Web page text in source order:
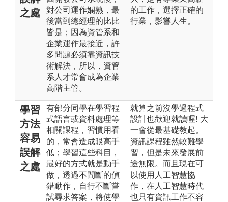
之處
對公司運作嫻熟，最
後當到總經理的比比
皆是；因為資管系和
企業運作最接近，許
多問題必須靠資訊技
術解決，所以，資管
系人才常會成為企業
高階主管。
的工作，選擇正確的
行業，影響人生。
學習
方法
容易
誤解
之處
有部分同學在學習程
式語言或資料處理等
相關課程，習慣用看
的，常會造成眼高手
低；學習這些科目，
最好的方式就是動手
做，透過不間斷的偵
錯動作，自行不斷嘗
試尋求答案，將使學
就算之前沒學過程式
設計也歡迎就讀喔! 大
一會從最基礎教起。
資訊課程雖然較難學
習，但是未來發展前
途無限。而且現在可
以使用人工智慧協
作，在人工智慧時代
也只有資訊工作不容